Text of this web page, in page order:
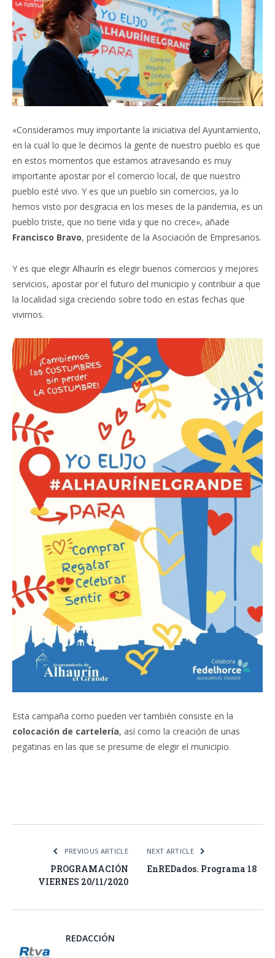
«Consideramos muy importante la iniciativa del Ayuntamiento,
en la cual lo que le decimos la gente de nuestro pueblo es que
en estos momentos que estamos atravesando es muy
importante apostar por el comercio local, de que nuestro
pueblo esté vivo. Y es que un pueblo sin comercios, ya lo
hemos visto por desgracia en los meses de la pandemia, es un
pueblo triste, que no tiene vida y que no crece», añade
Francisco Bravo, presidente de la Asociación de Empresarios.
Y es que elegir Alhaurín es elegir buenos comercios y mejores
servicios, apostar por el futuro del municipio y contribuir a que
la localidad siga creciendo sobre todo en estas fechas que
vivimos.
Esta campaña como pueden ver también consiste en la
colocación de cartelería, así como la creación de unas
pegatinas en las que se presume de elegir el municipio.
PREVIOUS ARTICLE
PROGRAMACIÓN
VIERNES 20/11/2020
NEXT ARTICLE
EnREDados. Programa 18
REDACCIÓN